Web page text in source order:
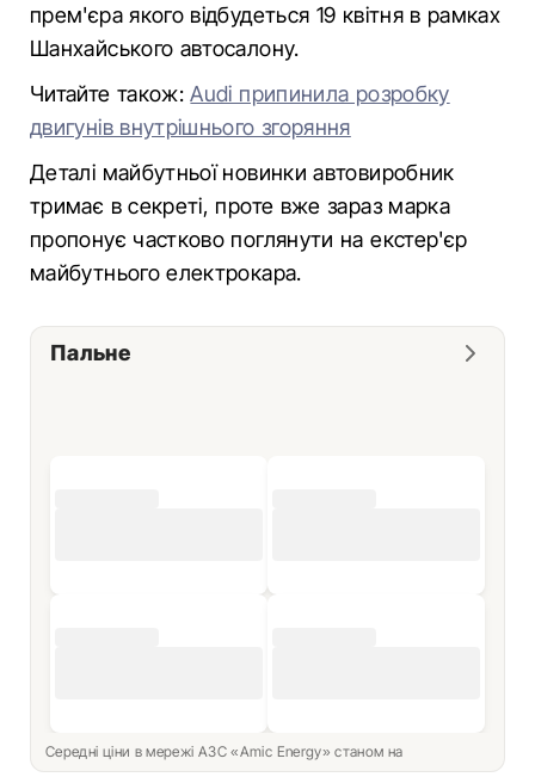
прем'єра якого відбудеться 19 квітня в рамках
Шанхайського автосалону.
Читайте також:Audi припинила розробку
двигунів внутрішнього згоряння
Деталі майбутньої новинки автовиробник
тримає в секреті, проте вже зараз марка
пропонує частково поглянути на екстер'єр
майбутнього електрокара.
Пальне
Середні ціни в мережі АЗС «Amic Energy» станом на